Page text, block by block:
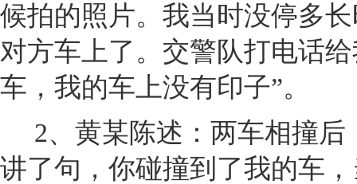
候拍的照片。我当时没停多
对方车上了。交警队打电话
车，我的车上没有印子”。
2、黄某陈述：两车相撞
讲了句，你碰撞到了我的车